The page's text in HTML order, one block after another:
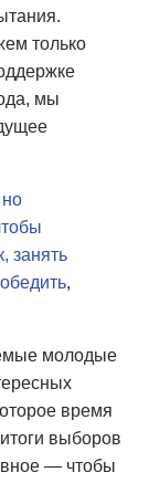
только
мы
но
занять
,
молодые
время
выборов
— чтобы